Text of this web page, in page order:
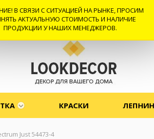
СОТРУДНИЧЕСТВО КОНТАКТЫ ОТЗЫВЫ
КРАСКИ
Just 54473-4
В СВЯЗИ С СИТУАЦИЕЙ НА РЫНКЕ, ПРОСИМ
АКТУАЛЬНУЮ СТОИМОСТЬ И НАЛИЧИЕ
ПРОДУКЦИИ У НАШИХ МЕНЕДЖЕРОВ.